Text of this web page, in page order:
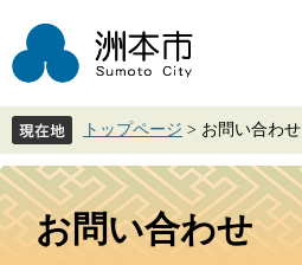
ジ
先
で
す。
ュ
を
ば
し
て
トップページ > お問い合わせ
本
文
お問い合わせ